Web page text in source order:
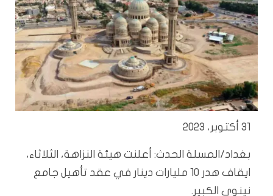
31 أكتوبر، 2023
بغداد/المسلة الحدث: أعلنت هيئة النزاهة، الثلاثاء،
ايقاف هدر 10 مليارات دينار في عقد تأهيل جامع
نينوى الكبير.